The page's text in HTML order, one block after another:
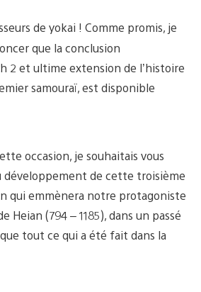
de yokai ! Comme promis, je
que la conclusion
2 et ultime extension de l’histoire
samouraï, est disponible
occasion, je souhaitais vous
développement de cette troisième
qui emmènera notre protagoniste
Heian (794 – 1185), dans un passé
tout ce qui a été fait dans la